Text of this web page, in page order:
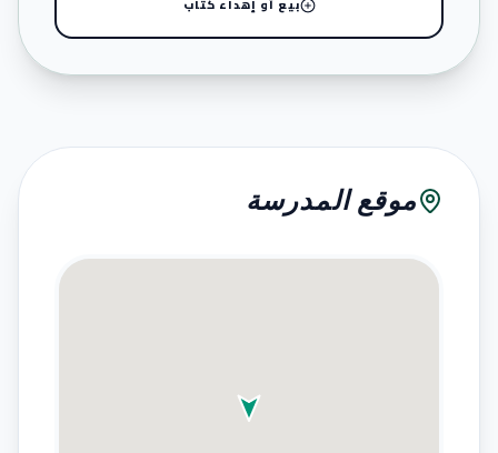
بيع أو إهداء كتاب
موقع المدرسة